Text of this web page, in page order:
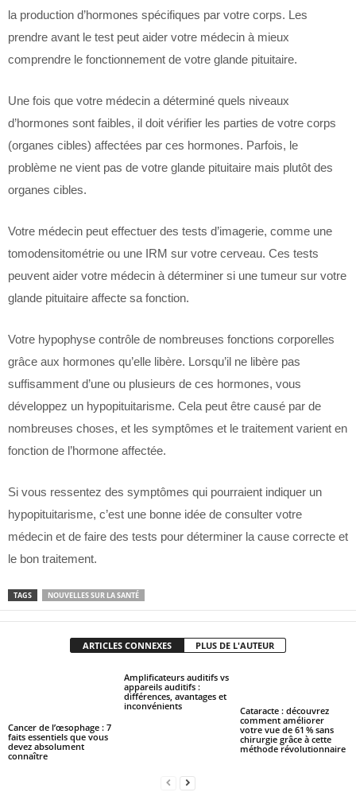
la production d’hormones spécifiques par votre corps. Les
prendre avant le test peut aider votre médecin à mieux
comprendre le fonctionnement de votre glande pituitaire.
Une fois que votre médecin a déterminé quels niveaux
d’hormones sont faibles, il doit vérifier les parties de votre corps
(organes cibles) affectées par ces hormones. Parfois, le
problème ne vient pas de votre glande pituitaire mais plutôt des
organes cibles.
Votre médecin peut effectuer des tests d’imagerie, comme une
tomodensitométrie ou une IRM sur votre cerveau. Ces tests
peuvent aider votre médecin à déterminer si une tumeur sur votre
glande pituitaire affecte sa fonction.
Votre hypophyse contrôle de nombreuses fonctions corporelles
grâce aux hormones qu’elle libère. Lorsqu’il ne libère pas
suffisamment d’une ou plusieurs de ces hormones, vous
développez un hypopituitarisme. Cela peut être causé par de
nombreuses choses, et les symptômes et le traitement varient en
fonction de l’hormone affectée.
Si vous ressentez des symptômes qui pourraient indiquer un
hypopituitarisme, c’est une bonne idée de consulter votre
médecin et de faire des tests pour déterminer la cause correcte et
le bon traitement.
TAGS NOUVELLES SUR LA SANTÉ
ARTICLES CONNEXES PLUS DE L'AUTEUR
Cancer de l’œsophage : 7
faits essentiels que vous
devez absolument
connaître
Amplificateurs auditifs vs
appareils auditifs :
différences, avantages et
inconvénients
Cataracte : découvrez
comment améliorer
votre vue de 61 % sans
chirurgie grâce à cette
méthode révolutionnaire